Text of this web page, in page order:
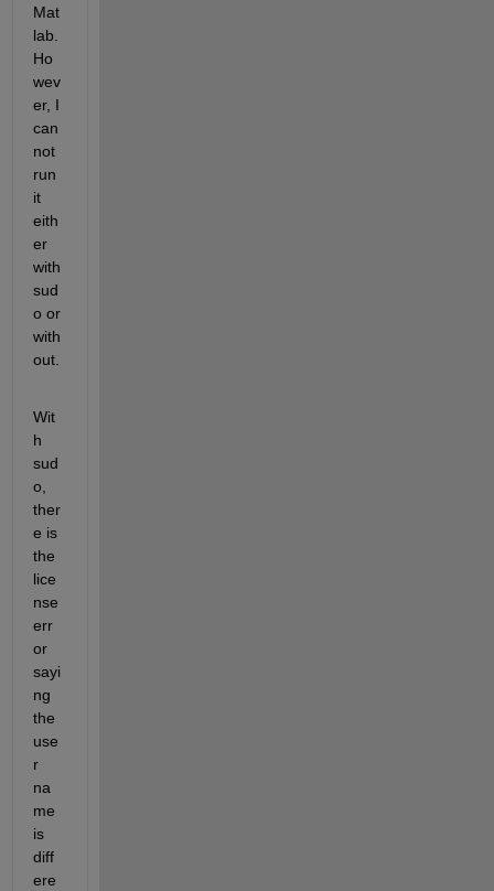
Mat
lab.
Ho
wev
er, I
can
not
run
it
eith
er
with
sud
o or
with
out.
Wit
h
sud
o,
ther
e is
the
lice
nse
err
or
sayi
ng
the
use
r
na
me
is
diff
ere